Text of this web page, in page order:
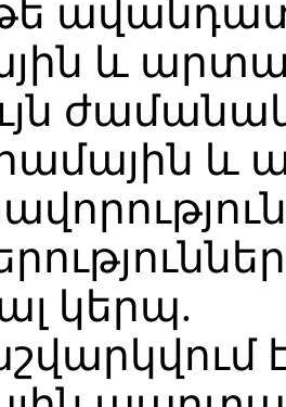
և
և
կերպ.